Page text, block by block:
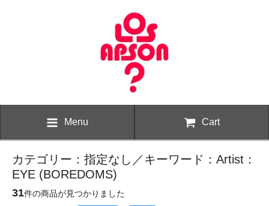
Menu Cart
カテゴリー：指定なし／キーワード：Artist：
EYE (BOREDOMS)
31件の商品が見つかりました